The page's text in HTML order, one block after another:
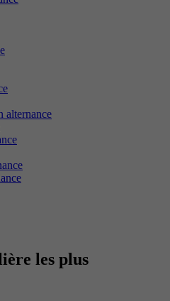
alternance
les plus